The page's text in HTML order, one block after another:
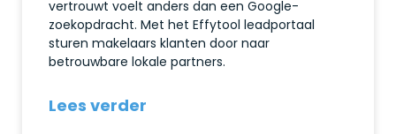
vertrouwt voelt anders dan een Google-
zoekopdracht. Met het Effytool leadportaal
sturen makelaars klanten door naar
betrouwbare lokale partners.
Lees verder